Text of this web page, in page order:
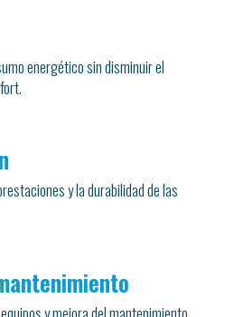
energético sin disminuir el
y la durabilidad de las